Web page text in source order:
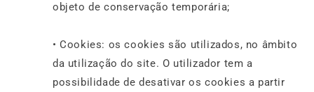
objeto de conservação temporária;
• Cookies: os cookies são utilizados, no âmbito
da utilização do site. O utilizador tem a
possibilidade de desativar os cookies a partir